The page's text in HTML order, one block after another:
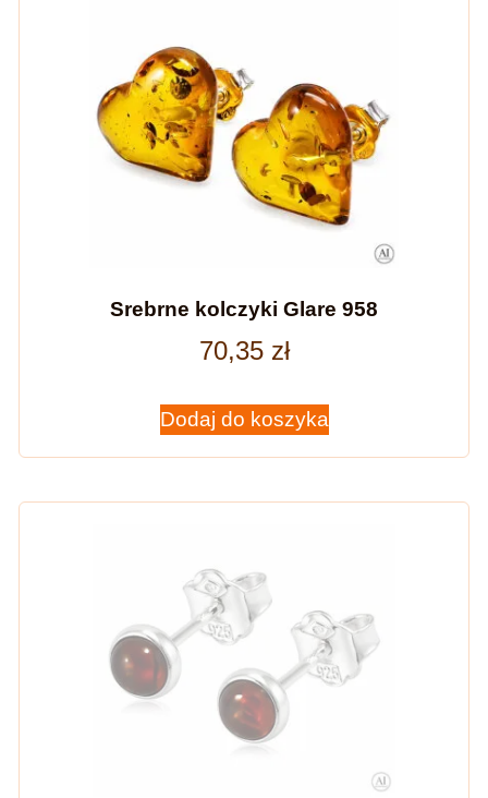
Srebrne kolczyki Glare 958
70,35 zł
Dodaj do koszyka